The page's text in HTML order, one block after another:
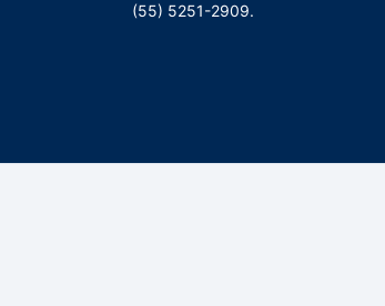
(55) 5251-2909.